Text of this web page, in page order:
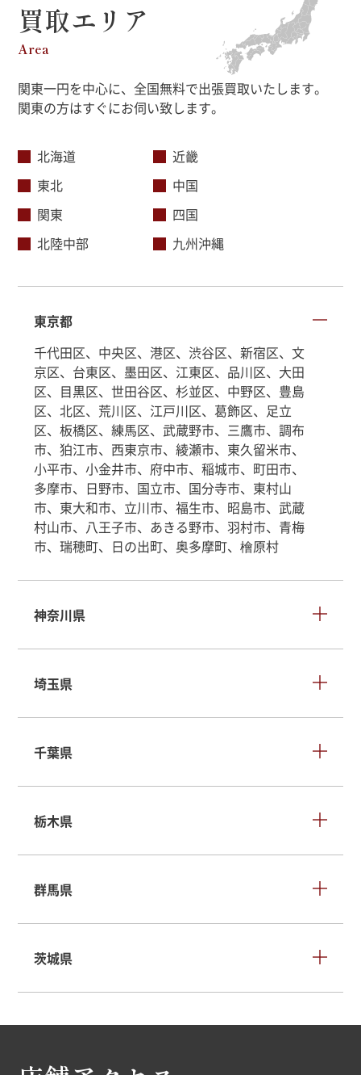
買取エリア
Area
関東一円を中心に、全国無料で出張買取いたします。
関東の方はすぐにお伺い致します。
北海道
東北
関東
北陸中部
近畿
中国
四国
九州沖縄
東京都
千代田区、中央区、港区、渋谷区、新宿区、文
京区、台東区、墨田区、江東区、品川区、大田
区、目黒区、世田谷区、杉並区、中野区、豊島
区、北区、荒川区、江戸川区、葛飾区、足立
区、板橋区、練馬区、武蔵野市、三鷹市、調布
市、狛江市、西東京市、綾瀬市、東久留米市、
小平市、小金井市、府中市、稲城市、町田市、
多摩市、日野市、国立市、国分寺市、東村山
市、東大和市、立川市、福生市、昭島市、武蔵
村山市、八王子市、あきる野市、羽村市、青梅
市、瑞穂町、日の出町、奥多摩町、檜原村
神奈川県
埼玉県
千葉県
栃木県
群馬県
茨城県